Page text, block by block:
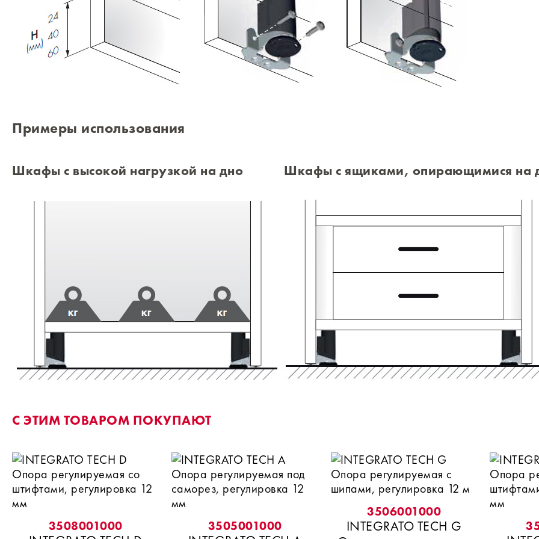
Примеры использования
Шкафы с высокой нагрузкой на дно Шкафы с ящиками, опирающимися на
C ЭТИМ ТОВАРОМ ПОКУПАЮТ
3508001000 3505001000
3506001000
INTEGRATO TECH G